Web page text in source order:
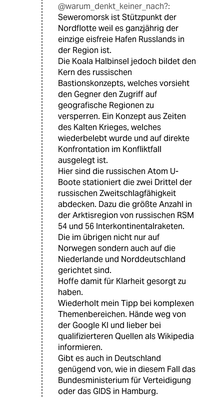
@warum_denkt_keiner_nach?:
Seweromorsk ist Stützpunkt der
Nordflotte weil es ganzjährig der
einzige eisfreie Hafen Russlands in
der Region ist.
Die Koala Halbinsel jedoch bildet den
Kern des russischen
Bastionskonzepts, welches vorsieht
den Gegner den Zugriff auf
geografische Regionen zu
versperren. Ein Konzept aus Zeiten
des Kalten Krieges, welches
wiederbelebt wurde und auf direkte
Konfrontation im Konfliktfall
ausgelegt ist.
Hier sind die russischen Atom U-
Boote stationiert die zwei Drittel der
russischen Zweitschlagfähigkeit
abdecken. Dazu die größte Anzahl in
der Arktisregion von russischen RSM
54 und 56 Interkontinentalraketen.
Die im übrigen nicht nur auf
Norwegen sondern auch auf die
Niederlande und Norddeutschland
gerichtet sind.
Hoffe damit für Klarheit gesorgt zu
haben.
Wiederholt mein Tipp bei komplexen
Themenbereichen. Hände weg von
der Google KI und lieber bei
qualifizierteren Quellen als Wikipedia
informieren.
Gibt es auch in Deutschland
genügend von, wie in diesem Fall das
Bundesministerium für Verteidigung
oder das GIDS in Hamburg.